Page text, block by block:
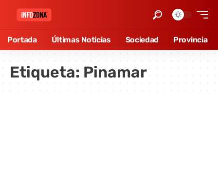
Portada Últimas Noticias Sociedad Provincia
Etiqueta: Pinamar